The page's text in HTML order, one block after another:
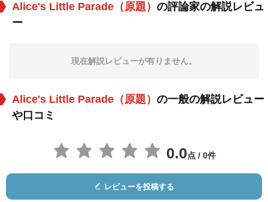
Alice's Little Parade（原題） の評論家の解説レビュ
ー
現在解説レビューが有りません。
Alice's Little Parade（原題） の一般の解説レビュー
や口コミ
0.0点 / 0件
レビューを投稿する